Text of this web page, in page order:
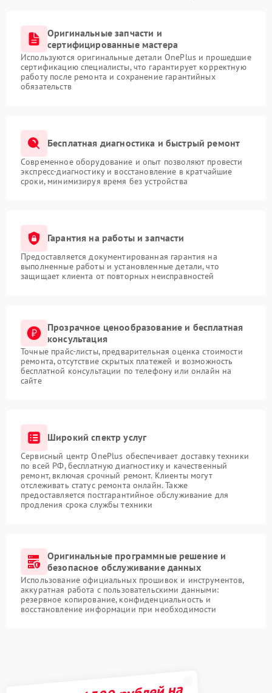
Оригинальные запчасти и
сертифицированные мастера
Используются оригинальные детали OnePlus и прошедшие
сертификацию специалисты, что гарантирует корректную
работу после ремонта и сохранение гарантийных
обязательств
Бесплатная диагностика и быстрый ремонт
Современное оборудование и опыт позволяют провести
экспресс-диагностику и восстановление в кратчайшие
сроки, минимизируя время без устройства
Гарантия на работы и запчасти
Предоставляется документированная гарантия на
выполненные работы и установленные детали, что
защищает клиента от повторных неисправностей
Прозрачное ценообразование и бесплатная
консультация
Точные прайс-листы, предварительная оценка стоимости
ремонта, отсутствие скрытых платежей и возможность
бесплатной консультации по телефону или онлайн на
сайте
Широкий спектр услуг
Сервисный центр OnePlus обеспечивает доставку техники
по всей РФ, бесплатную диагностику и качественный
ремонт, включая срочный ремонт. Клиенты могут
отслеживать статус ремонта онлайн. Также
предоставляется постгарантийное обслуживание для
продления срока службы техники
Оригинальные программные решение и
безопасное обслуживание данных
Использование официальных прошивок и инструментов,
аккуратная работа с пользовательскими данными:
резервное копирование, конфиденциальность и
восстановление информации при необходимости